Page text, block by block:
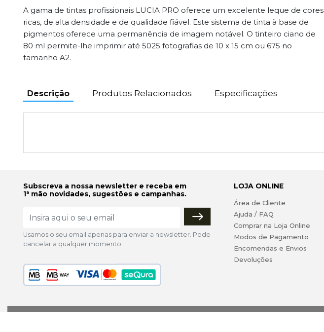
A gama de tintas profissionais LUCIA PRO oferece um excelente leque de cores
ricas, de alta densidade e de qualidade fiável. Este sistema de tinta à base de
pigmentos oferece uma permanência de imagem notável. O tinteiro ciano de
80 ml permite-lhe imprimir até 5025 fotografias de 10 x 15 cm ou 675 no
tamanho A2.
Descrição Produtos Relacionados Especificações
Subscreva a nossa newsletter e receba em
1ª mão novidades, sugestões e campanhas.
Usamos o seu email apenas para enviar a newsletter. Pode
cancelar a qualquer momento.
LOJA ONLINE
Área de Cliente
Ajuda / FAQ
Comprar na Loja Online
Modos de Pagamento
Encomendas e Envios
Devoluções